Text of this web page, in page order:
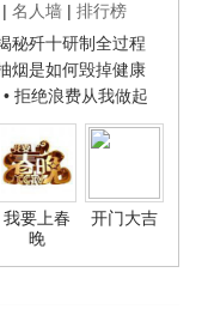
| 名人墙 | 排行榜
秘歼十研制全过程
烟是如何毁掉健康
• 拒绝浪费从我做起
我要上春
晚
开门大吉